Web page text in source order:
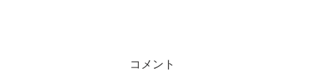
コメント